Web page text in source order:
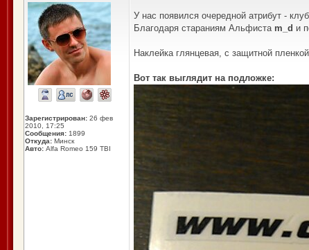
Зарегистрирован: 26 фев
2010, 17:25
Сообщения: 1899
Откуда: Минск
Авто: Alfa Romeo 159 TBI
У нас появился очередной атрибут -
Благодаря стараниям Альфиста m_d и
Наклейка глянцевая, с защитной
Вот так выглядит на подложке: